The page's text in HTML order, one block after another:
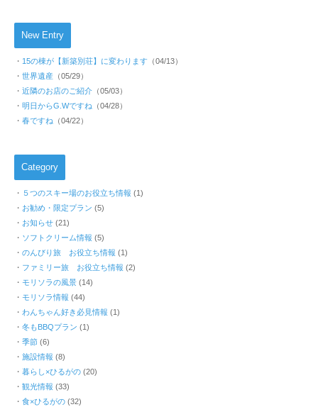
New Entry
15の棟が【新築別荘】に変わります （04/13）
世界遺産 （05/29）
近隣のお店のご紹介 （05/03）
明日からG.Wですね （04/28）
春ですね （04/22）
Category
５つのスキー場のお役立ち情報 (1)
お勧め・限定プラン (5)
お知らせ (21)
ソフトクリーム情報 (5)
のんびり旅 お役立ち情報 (1)
ファミリー旅 お役立ち情報 (2)
モリソラの風景 (14)
モリソラ情報 (44)
わんちゃん好き必見情報 (1)
冬もBBQプラン (1)
季節 (6)
施設情報 (8)
暮らし×ひるがの (20)
観光情報 (33)
食×ひるがの (32)